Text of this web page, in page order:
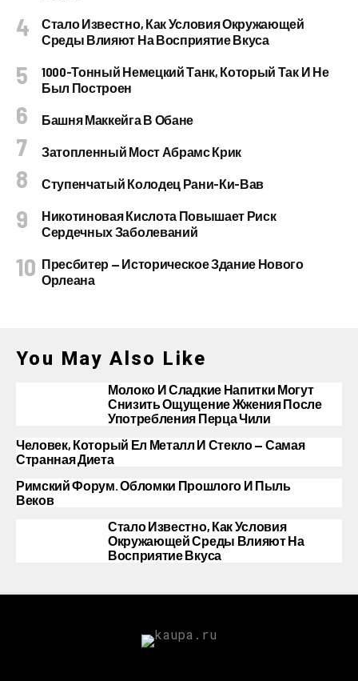
Стало Известно, Как Условия Окружающей
Среды Влияют На Восприятие Вкуса
1000-Тонный Немецкий Танк, Который Так И Не
Был Построен
Башня Маккейга В Обане
Затопленный Мост Абрамс Крик
Ступенчатый Колодец Рани-Ки-Вав
Никотиновая Кислота Повышает Риск
Сердечных Заболеваний
Пресбитер — Историческое Здание Нового
Орлеана
You May Also Like
Молоко И Сладкие Напитки Могут
Снизить Ощущение Жжения После
Употребления Перца Чили
Человек, Который Ел Металл И Стекло — Самая
Странная Диета
Римский Форум. Обломки Прошлого И Пыль
Веков
Стало Известно, Как Условия
Окружающей Среды Влияют На
Восприятие Вкуса